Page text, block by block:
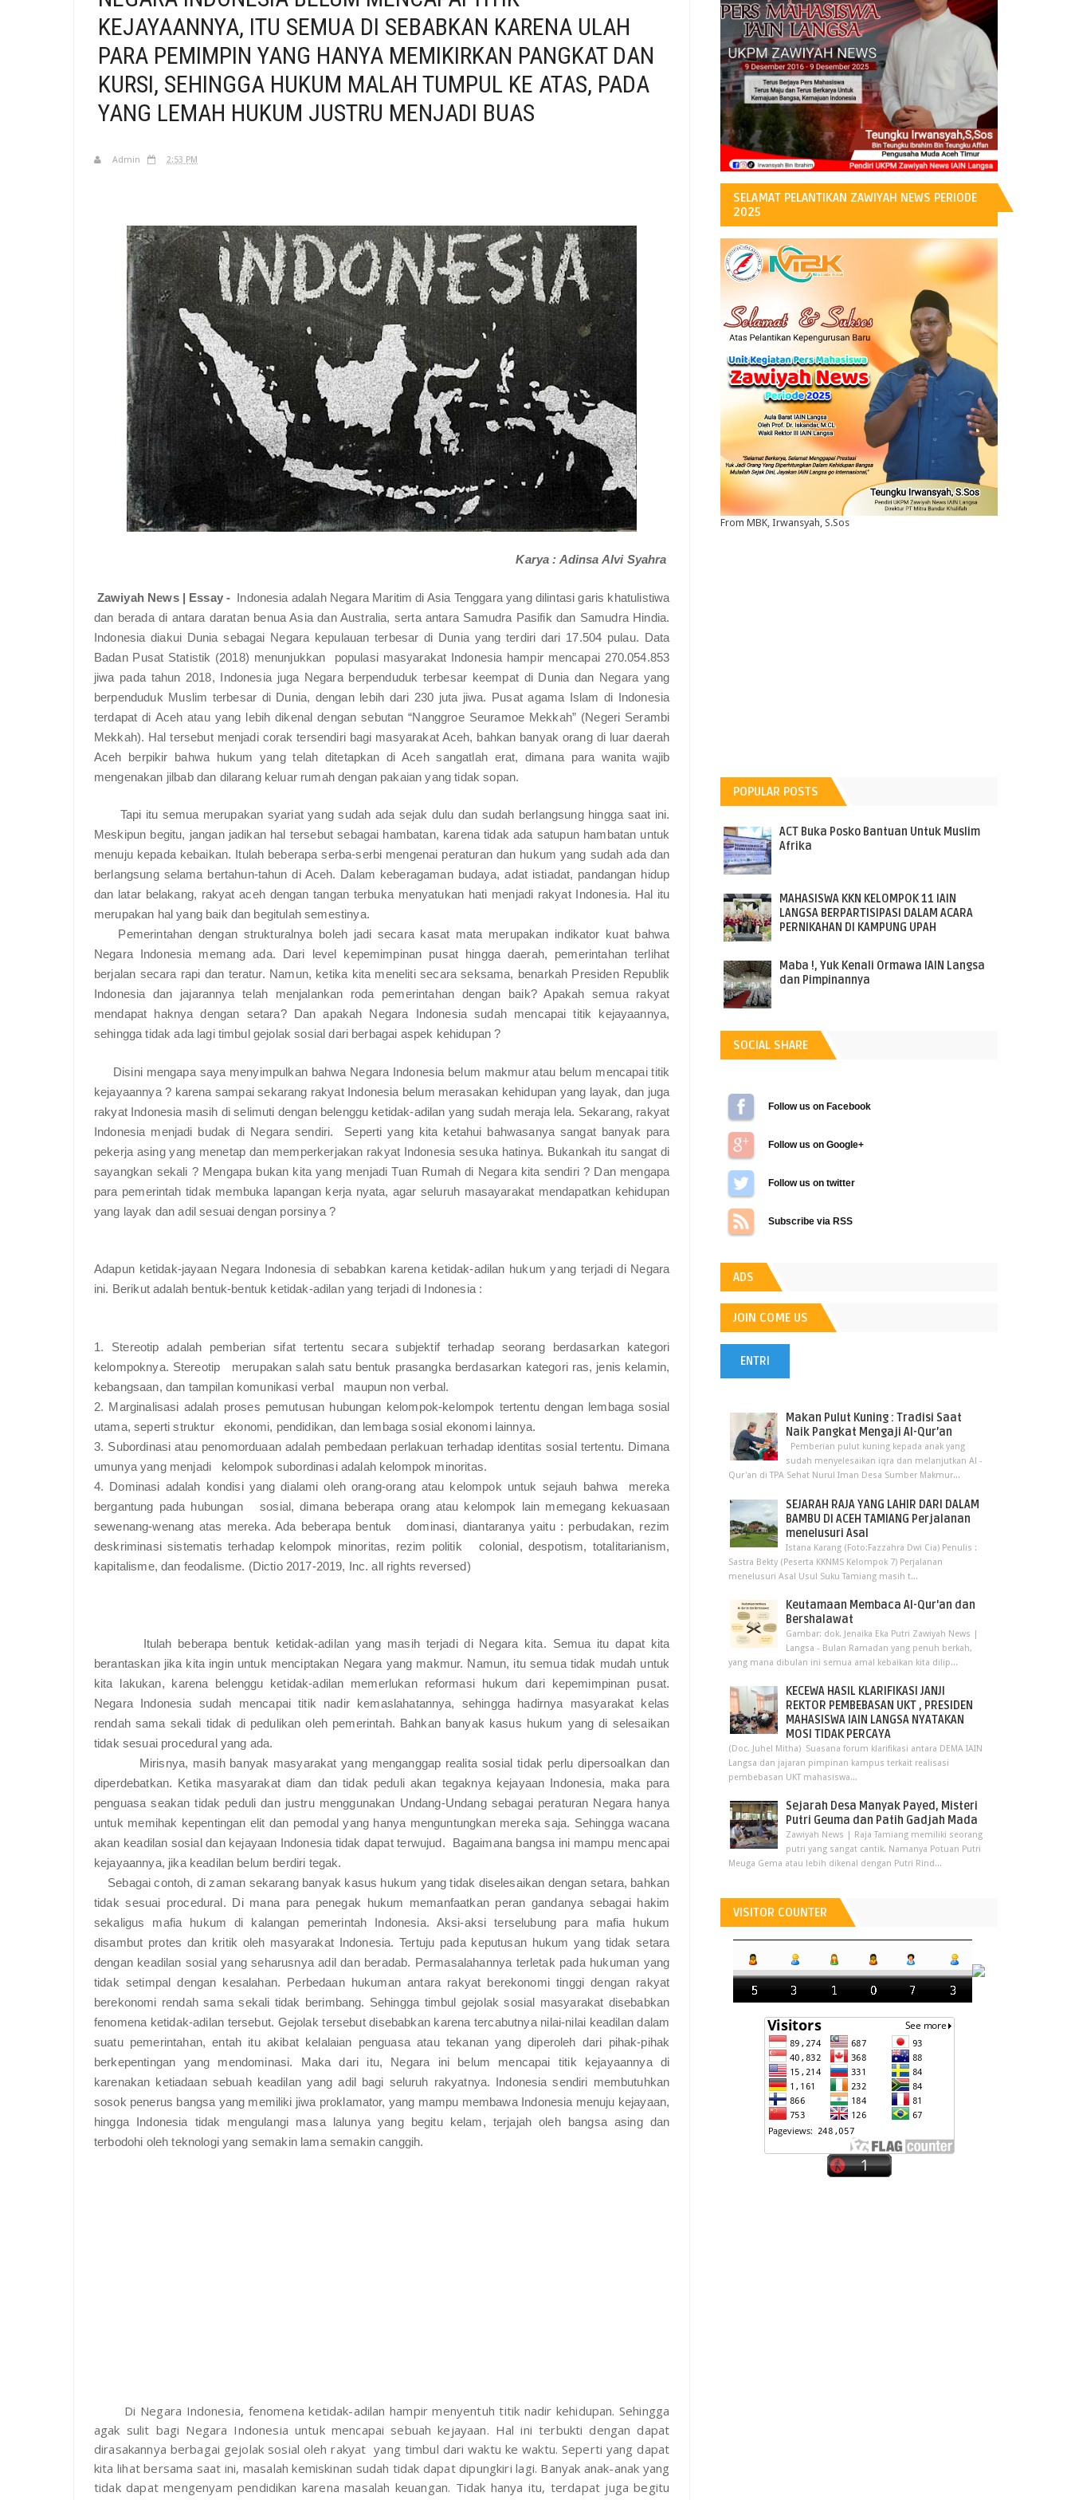
H
KEJAYAANNYA, ITU SEMUA DI SEBABKAN KARENA ULAH
PARA PEMIMPIN YANG HANYA MEMIKIRKAN PANGKAT DAN
KURSI, SEHINGGA HUKUM MALAH TUMPUL KE ATAS, PADA
YANG LEMAH HUKUM JUSTRU MENJADI BUAS
Admin 2:53 PM
Karya : Adinsa Alvi Syahra
Zawiyah News | Essay - Indonesia adalah Negara Maritim di Asia Tenggara yang dilintasi garis khatulistiwa
dan berada di antara daratan benua Asia dan Australia, serta antara Samudra Pasifik dan Samudra Hindia.
Indonesia diakui Dunia sebagai Negara kepulauan terbesar di Dunia yang terdiri dari 17.504 pulau. Data
Badan Pusat Statistik (2018) menunjukkan populasi masyarakat Indonesia hampir mencapai 270.054.853
jiwa pada tahun 2018, Indonesia juga Negara berpenduduk terbesar keempat di Dunia dan Negara yang
berpenduduk Muslim terbesar di Dunia, dengan lebih dari 230 juta jiwa. Pusat agama Islam di Indonesia
terdapat di Aceh atau yang lebih dikenal dengan sebutan “Nanggroe Seuramoe Mekkah” (Negeri Serambi
Mekkah). Hal tersebut menjadi corak tersendiri bagi masyarakat Aceh, bahkan banyak orang di luar daerah
Aceh berpikir bahwa hukum yang telah ditetapkan di Aceh sangatlah erat, dimana para wanita wajib
mengenakan jilbab dan dilarang keluar rumah dengan pakaian yang tidak sopan.
Tapi itu semua merupakan syariat yang sudah ada sejak dulu dan sudah berlangsung hingga saat ini.
Meskipun begitu, jangan jadikan hal tersebut sebagai hambatan, karena tidak ada satupun hambatan untuk
menuju kepada kebaikan. Itulah beberapa serba-serbi mengenai peraturan dan hukum yang sudah ada dan
berlangsung selama bertahun-tahun di Aceh. Dalam keberagaman budaya, adat istiadat, pandangan hidup
dan latar belakang, rakyat aceh dengan tangan terbuka menyatukan hati menjadi rakyat Indonesia. Hal itu
merupakan hal yang baik dan begitulah semestinya.
Pemerintahan dengan strukturalnya boleh jadi secara kasat mata merupakan indikator kuat bahwa
Negara Indonesia memang ada. Dari level kepemimpinan pusat hingga daerah, pemerintahan terlihat
berjalan secara rapi dan teratur. Namun, ketika kita meneliti secara seksama, benarkah Presiden Republik
Indonesia dan jajarannya telah menjalankan roda pemerintahan dengan baik? Apakah semua rakyat
mendapat haknya dengan setara? Dan apakah Negara Indonesia sudah mencapai titik kejayaannya,
sehingga tidak ada lagi timbul gejolak sosial dari berbagai aspek kehidupan ?
Disini mengapa saya menyimpulkan bahwa Negara Indonesia belum makmur atau belum mencapai titik
kejayaannya ? karena sampai sekarang rakyat Indonesia belum merasakan kehidupan yang layak, dan juga
rakyat Indonesia masih di selimuti dengan belenggu ketidak-adilan yang sudah meraja lela. Sekarang, rakyat
Indonesia menjadi budak di Negara sendiri. Seperti yang kita ketahui bahwasanya sangat banyak para
pekerja asing yang menetap dan memperkerjakan rakyat Indonesia sesuka hatinya. Bukankah itu sangat di
sayangkan sekali ? Mengapa bukan kita yang menjadi Tuan Rumah di Negara kita sendiri ? Dan mengapa
para pemerintah tidak membuka lapangan kerja nyata, agar seluruh masayarakat mendapatkan kehidupan
yang layak dan adil sesuai dengan porsinya ?
Adapun ketidak-jayaan Negara Indonesia di sebabkan karena ketidak-adilan hukum yang terjadi di Negara
ini. Berikut adalah bentuk-bentuk ketidak-adilan yang terjadi di Indonesia :
1. Stereotip adalah pemberian sifat tertentu secara subjektif terhadap seorang berdasarkan kategori
kelompoknya. Stereotip merupakan salah satu bentuk prasangka berdasarkan kategori ras, jenis kelamin,
kebangsaan, dan tampilan komunikasi verbal maupun non verbal.
2. Marginalisasi adalah proses pemutusan hubungan kelompok-kelompok tertentu dengan lembaga sosial
utama, seperti struktur ekonomi, pendidikan, dan lembaga sosial ekonomi lainnya.
3. Subordinasi atau penomorduaan adalah pembedaan perlakuan terhadap identitas sosial tertentu. Dimana
umunya yang menjadi kelompok subordinasi adalah kelompok minoritas.
4. Dominasi adalah kondisi yang dialami oleh orang-orang atau kelompok untuk sejauh bahwa mereka
bergantung pada hubungan sosial, dimana beberapa orang atau kelompok lain memegang kekuasaan
sewenang-wenang atas mereka. Ada beberapa bentuk dominasi, diantaranya yaitu : perbudakan, rezim
deskriminasi sistematis terhadap kelompok minoritas, rezim politik colonial, despotism, totalitarianism,
kapitalisme, dan feodalisme. (Dictio 2017-2019, Inc. all rights reversed)
Itulah beberapa bentuk ketidak-adilan yang masih terjadi di Negara kita. Semua itu dapat kita
berantaskan jika kita ingin untuk menciptakan Negara yang makmur. Namun, itu semua tidak mudah untuk
kita lakukan, karena belenggu ketidak-adilan memerlukan reformasi hukum dari kepemimpinan pusat.
Negara Indonesia sudah mencapai titik nadir kemaslahatannya, sehingga hadirnya masyarakat kelas
rendah sama sekali tidak di pedulikan oleh pemerintah. Bahkan banyak kasus hukum yang di selesaikan
tidak sesuai procedural yang ada.
Mirisnya, masih banyak masyarakat yang menganggap realita sosial tidak perlu dipersoalkan dan
diperdebatkan. Ketika masyarakat diam dan tidak peduli akan tegaknya kejayaan Indonesia, maka para
penguasa seakan tidak peduli dan justru menggunakan Undang-Undang sebagai peraturan Negara hanya
untuk memihak kepentingan elit dan pemodal yang hanya menguntungkan mereka saja. Sehingga wacana
akan keadilan sosial dan kejayaan Indonesia tidak dapat terwujud. Bagaimana bangsa ini mampu mencapai
kejayaannya, jika keadilan belum berdiri tegak.
Sebagai contoh, di zaman sekarang banyak kasus hukum yang tidak diselesaikan dengan setara, bahkan
tidak sesuai procedural. Di mana para penegak hukum memanfaatkan peran gandanya sebagai hakim
sekaligus mafia hukum di kalangan pemerintah Indonesia. Aksi-aksi terselubung para mafia hukum
disambut protes dan kritik oleh masyarakat Indonesia. Tertuju pada keputusan hukum yang tidak setara
dengan keadilan sosial yang seharusnya adil dan beradab. Permasalahannya terletak pada hukuman yang
tidak setimpal dengan kesalahan. Perbedaan hukuman antara rakyat berekonomi tinggi dengan rakyat
berekonomi rendah sama sekali tidak berimbang. Sehingga timbul gejolak sosial masyarakat disebabkan
fenomena ketidak-adilan tersebut. Gejolak tersebut disebabkan karena tercabutnya nilai-nilai keadilan dalam
suatu pemerintahan, entah itu akibat kelalaian penguasa atau tekanan yang diperoleh dari pihak-pihak
berkepentingan yang mendominasi. Maka dari itu, Negara ini belum mencapai titik kejayaannya di
karenakan ketiadaan sebuah keadilan yang adil bagi seluruh rakyatnya. Indonesia sendiri membutuhkan
sosok penerus bangsa yang memiliki jiwa proklamator, yang mampu membawa Indonesia menuju kejayaan,
hingga Indonesia tidak mengulangi masa lalunya yang begitu kelam, terjajah oleh bangsa asing dan
terbodohi oleh teknologi yang semakin lama semakin canggih.
Di Negara Indonesia, fenomena ketidak-adilan hampir menyentuh titik nadir kehidupan. Sehingga
agak sulit bagi Negara Indonesia untuk mencapai sebuah kejayaan. Hal ini terbukti dengan dapat
dirasakannya berbagai gejolak sosial oleh rakyat yang timbul dari waktu ke waktu. Seperti yang dapat
kita lihat bersama saat ini, masalah kemiskinan sudah tidak dapat dipungkiri lagi. Banyak anak-anak yang
tidak dapat mengenyam pendidikan karena masalah keuangan. Tidak hanya itu, terdapat juga begitu
SELAMAT PELANTIKAN ZAWIYAH NEWS PERIODE
2025
From MBK, Irwansyah, S.Sos
POPULAR POSTS
ACT Buka Posko Bantuan Untuk Muslim
Afrika
MAHASISWA KKN KELOMPOK 11 IAIN
LANGSA BERPARTISIPASI DALAM ACARA
PERNIKAHAN DI KAMPUNG UPAH
Maba !, Yuk Kenali Ormawa IAIN Langsa
dan Pimpinannya
SOCIAL SHARE
Follow us on Facebook
Follow us on Google+
Follow us on Twitter
Subscribe via RSS
ADS
JOIN COME US
ENTRI
Makan Pulut Kuning : Tradisi Saat
Naik Pangkat Mengaji Al-Qur’an
Pemberian pulut kuning kepada anak yang
sudah menyelesaikan iqra dan melanjutkan Al -
Qur'an di TPA Sehat Nurul Iman Desa Sumber Makmur...
SEJARAH RAJA YANG LAHIR DARI DALAM
BAMBU DI ACEH TAMIANG Perjalanan
menelusuri Asal
Istana Karang (Foto:Fazzahra Dwi Cia) Penulis :
Sastra Bekty (Peserta KKNMS Kelompok 7) Perjalanan
menelusuri Asal Usul Suku Tamiang masih t...
Keutamaan Membaca Al-Qur'an dan
Bershalawat
Gambar: dok. Jenaika Eka Putri Zawiyah News |
Langsa - Bulan Ramadan yang penuh berkah,
yang mana dibulan ini semua amal kebaikan kita dilip...
KECEWA HASIL KLARIFIKASI JANJI
REKTOR PEMBEBASAN UKT , PRESIDEN
MAHASISWA IAIN LANGSA NYATAKAN
MOSI TIDAK PERCAYA
(Doc. Juhel Mitha) Suasana forum klarifikasi antara DEMA IAIN
Langsa dan jajaran pimpinan kampus terkait realisasi
pembebasan UKT mahasiswa...
Sejarah Desa Manyak Payed, Misteri
Putri Geuma dan Patih Gadjah Mada
Zawiyah News | Raja Tamiang memiliki seorang
putri yang sangat cantik. Namanya Potuan Putri
Meuga Gema atau lebih dikenal dengan Putri Rind...
VISITOR COUNTER